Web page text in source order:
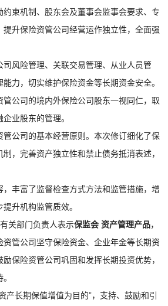
束机制、股东会及董事会监事会要求、专
升保险资管公司经营运作独立性，全面强
风险管理、关联交易管理、从业人员管
力，切实维护保险资金等长期资金安全。
公司的境内外保险公司股东一视同仁，取
业股东的管理。
公司的基本经营原则。本次修订细化了保
，完善资产独立性和禁止债务抵消表述，
丰富了监督检查方式方法和监管措施，增
升机构监管质效。
关部门负责人表示保监会 资产管理产品，
管公司坚守保险资金、企业年金等长期资
保险资管公司巩固和发挥长期投资优势，
长期保值增值为目的”，支持、鼓励和引